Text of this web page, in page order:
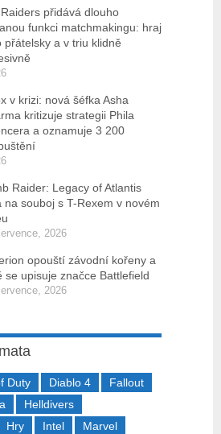
přidává dlouho
funkci matchmakingu: hraj
přátelsky a v triu klidně
v krizi: nová šéfka Asha
kritizuje strategii Phila
a oznamuje 3 200
Raider: Legacy of Atlantis
na souboj s T-Rexem v novém
2026
opouští závodní kořeny a
se upisuje značce Battlefield
2026
Duty Diablo 4
Fallout
Helldivers
Hry Intel
Marvel